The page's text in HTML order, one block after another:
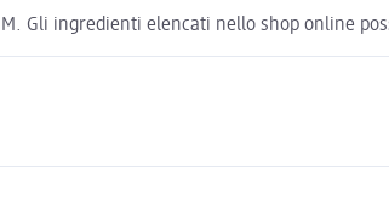
Gli ingredienti elencati nello shop